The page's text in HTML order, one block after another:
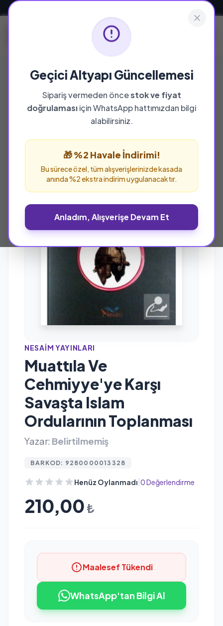
Geçici Altyapı Güncellemesi
Sipariş vermeden öncestok ve fiyat
doğrulamasıiçin WhatsApp hattımızdan bilgi
alabilirsiniz.
🎁 %2 Havale İndirimi!
Bu sürece özel, tüm alışverişlerinizde kasada
anında %2 ekstra indirim uygulanacaktır.
Anladım, Alışverişe Devam Et
NESAIM YAYINLARI
Muattıla Ve
Cehmiyye'ye Karşı
Savaşta Islam
Ordularının Toplanması
Yazar: Belirtilmemiş
BARKOD: 9280000013328
Henüz Oylanmadı 0 Değerlendirme
210,00 ₺
Maalesef Tükendi
WhatsApp'tan Bilgi Al